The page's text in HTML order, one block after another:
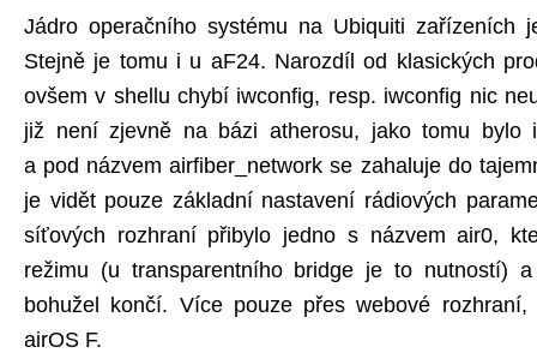
Jádro operačního systému na Ubiquiti zařízeních
Stejně je tomu i u aF24. Narozdíl od klasických
ovšem v shellu chybí iwconfig, resp. iwconfig nic
již není zjevně na bázi atherosu, jako tomu bylo
a pod názvem airfiber_network se zahaluje do
je vidět pouze základní nastavení rádiových
síťových rozhraní přibylo jedno s názvem air0,
režimu (u transparentního bridge je to nutností)
bohužel končí. Více pouze přes webové rozhraní,
airOS F.